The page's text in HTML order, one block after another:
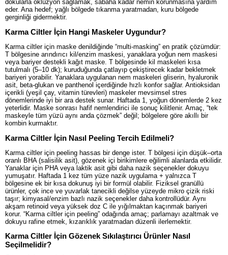
dokularla oklüzyon sağlamak, sabaha kadar nemin korunmasına yardım
eder. Ana hedef; yağlı bölgede tıkanma yaratmadan, kuru bölgede
gerginliği gidermektir.
Karma Ciltler İçin Hangi Maskeler Uygundur?
Karma ciltler için maske denildiğinde “multi-masking” en pratik çözümdür:
T bölgesine arındırıcı kil/enzim maskesi, yanaklara yoğun nem maskesi
veya bariyer destekli kağıt maske. T bölgesinde kil maskeleri kısa
tutulmalı (5–10 dk); kuruduğunda çatlayıp çekiştirecek kadar bekletmek
bariyeri yorabilir. Yanaklara uygulanan nem maskeleri gliserin, hyaluronik
asit, beta-glukan ve panthenol içerdiğinde hızlı konfor sağlar. Antioksidan
içerikli (yeşil çay, vitamin türevleri) maskeler mevsimsel stres
dönemlerinde iyi bir ara destek sunar. Haftada 1, yoğun dönemlerde 2 kez
yeterlidir. Maske sonrası hafif nemlendirici ile sonuç kilitlenir. Amaç, “tek
maskeyle tüm yüzü aynı anda çözmek” değil; bölgelere göre akıllı bir
kombin kurmaktır.
Karma Ciltler İçin Nasıl Peeling Tercih Edilmeli?
Karma ciltler için peeling hassas bir denge ister. T bölgesi için düşük–orta
oranlı BHA (salisilik asit), gözenek içi birikimlere eğilimli alanlarda etkilidir.
Yanaklar için PHA veya laktik asit gibi daha nazik seçenekler dokuyu
yumuşatır. Haftada 1 kez tüm yüze nazik uygulama + yalnızca T
bölgesine ek bir kısa dokunuş iyi bir formül olabilir. Fiziksel granüllü
ürünler, çok ince ve yuvarlak tanecikli değilse yüzeyde mikro çizik riski
taşır; kimyasal/enzim bazlı nazik seçenekler daha kontrollüdür. Aynı
akşam retinoid veya yüksek doz C ile yığılmaktan kaçınmak bariyeri
korur. “Karma ciltler için peeling” odağında amaç; parlamayı azaltmak ve
dokuyu rafine etmek, kızarıklık yaratmadan düzenli ilerlemektir.
Karma Ciltler İçin Gözenek Sıkılaştırıcı Ürünler Nasıl
Seçilmelidir?